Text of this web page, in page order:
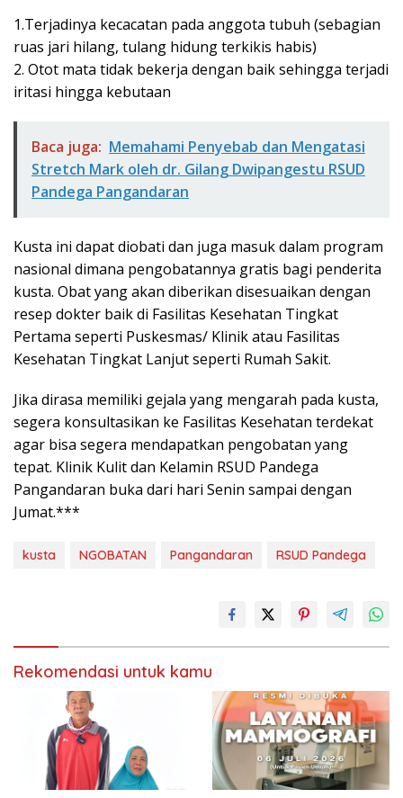
1.Terjadinya kecacatan pada anggota tubuh (sebagian
ruas jari hilang, tulang hidung terkikis habis)
2. Otot mata tidak bekerja dengan baik sehingga terjadi
iritasi hingga kebutaan
Baca juga: Memahami Penyebab dan Mengatasi
Stretch Mark oleh dr. Gilang Dwipangestu RSUD
Pandega Pangandaran
Kusta ini dapat diobati dan juga masuk dalam program
nasional dimana pengobatannya gratis bagi penderita
kusta. Obat yang akan diberikan disesuaikan dengan
resep dokter baik di Fasilitas Kesehatan Tingkat
Pertama seperti Puskesmas/ Klinik atau Fasilitas
Kesehatan Tingkat Lanjut seperti Rumah Sakit.
Jika dirasa memiliki gejala yang mengarah pada kusta,
segera konsultasikan ke Fasilitas Kesehatan terdekat
agar bisa segera mendapatkan pengobatan yang
tepat. Klinik Kulit dan Kelamin RSUD Pandega
Pangandaran buka dari hari Senin sampai dengan
Jumat.***
kusta NGOBATAN Pangandaran RSUD Pandega
Rekomendasi untuk kamu